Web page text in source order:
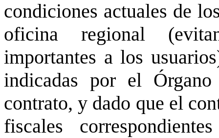
condiciones actuales de
oficina regional
importantes a los
indicadas por el
contrato, y dado que el
fiscales